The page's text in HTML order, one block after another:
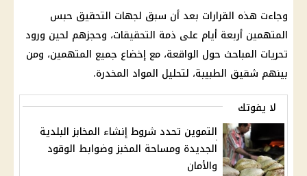
وجاءت هذه القرارات بعد أن سبق لجهات التحقيق حبس
المتهمين أربعة أيام على ذمة التحقيقات، وحجزهم لحين ورود
تحريات المباحث حول الواقعة، مع إخضاع جميع المتهمين، ومن
بينهم شقيق الطبيبة، لتحليل المواد المخدرة.
لا يفوتك
التموين تحدد شروط إنشاء المخابز البلدية
الجديدة ومساحة المخبز وضوابط الوقود
والأمان